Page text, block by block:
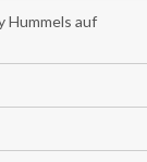
Hummels auf